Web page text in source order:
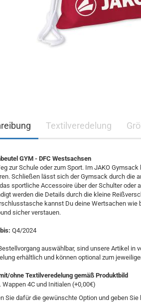
Textilveredelung
GYM - DFC Westsachsen
zur Schule oder zum Sport. Im JAKO
Schließen lässt sich der Gymsack durch die
sportliche Accessoire über der Schulter oder
werden die Details durch die kleine
kannst Du deine Wertsachen wie
sicher verstauen.
Q4/2024
auswählbar, sind unsere Artikel in
erhältlich und können optional zum
ohne Textilveredelung gemäß Produktbild
Wappen 4C und Initialen (+0,00€)
Sie dafür die gewünschte Option und geben